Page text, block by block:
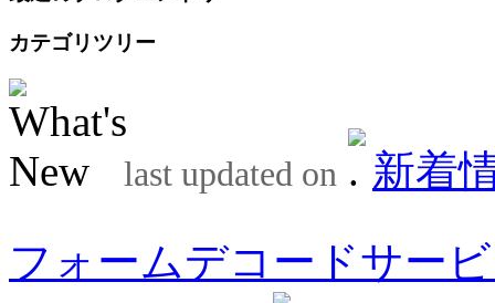
カテゴリツリー
last updated on
新着
フォームデコードサー